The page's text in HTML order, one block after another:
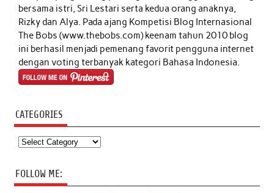
bersama istri, Sri Lestari serta kedua orang anaknya,
Rizky dan Alya. Pada ajang Kompetisi Blog Internasional
The Bobs (www.thebobs.com) keenam tahun 2010 blog
ini berhasil menjadi pemenang favorit pengguna internet
dengan voting terbanyak kategori Bahasa Indonesia.
CATEGORIES
Categories
FOLLOW ME: